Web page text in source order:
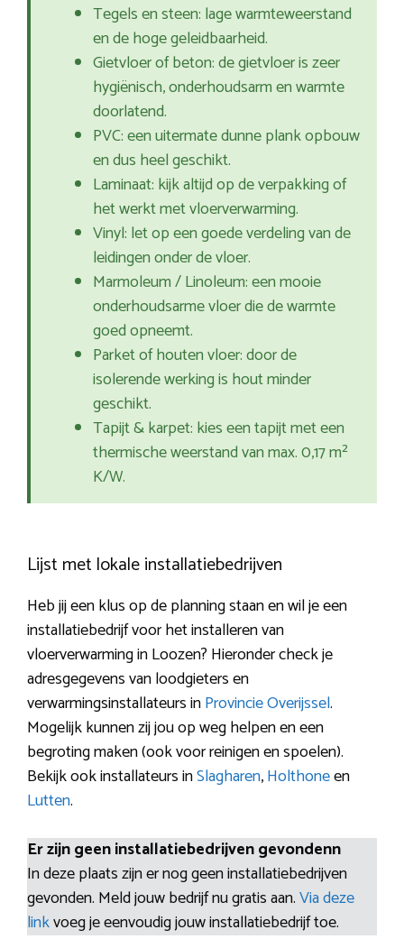
Tegels en steen: lage warmteweerstand
en de hoge geleidbaarheid.
Gietvloer of beton: de gietvloer is zeer
hygiënisch, onderhoudsarm en warmte
doorlatend.
PVC: een uitermate dunne plank opbouw
en dus heel geschikt.
Laminaat: kijk altijd op de verpakking of
het werkt met vloerverwarming.
Vinyl: let op een goede verdeling van de
leidingen onder de vloer.
Marmoleum / Linoleum: een mooie
onderhoudsarme vloer die de warmte
goed opneemt.
Parket of houten vloer: door de
isolerende werking is hout minder
geschikt.
Tapijt & karpet: kies een tapijt met een
thermische weerstand van max. 0,17 m²
K/W.
Lijst met lokale installatiebedrijven
Heb jij een klus op de planning staan en wil je een
installatiebedrijf voor het installeren van
vloerverwarming in Loozen? Hieronder check je
adresgegevens van loodgieters en
verwarmingsinstallateurs inProvincie Overijssel.
Mogelijk kunnen zij jou op weg helpen en een
begroting maken (ook voor reinigen en spoelen).
Bekijk ook installateurs inSlagharen,Holthoneen
Lutten.
Er zijn geen installatiebedrijven gevondenn
In deze plaats zijn er nog geen installatiebedrijven
gevonden. Meld jouw bedrijf nu gratis aan.Via deze
linkvoeg je eenvoudig jouw installatiebedrijf toe.